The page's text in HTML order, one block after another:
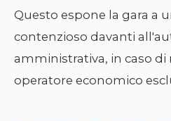
Questo espone la gara a
contenzioso davanti
amministrativa, in caso di
operatore economico